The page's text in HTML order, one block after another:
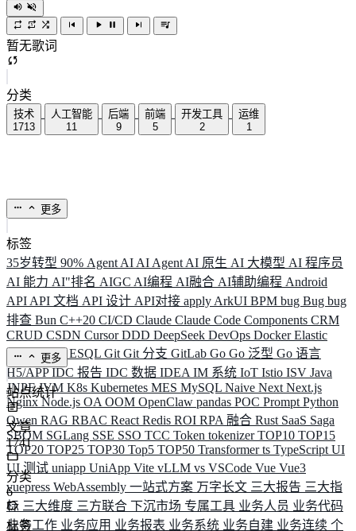
暂无歌词
分类
技术
1713
人工智能
11
后端
9
前端
5
开发工具
2
运维
1
更多
标签
35岁转型 90% Agent AI AI Agent AI 原生 AI 大模型 AI 程序员
AI 能力 AI"排名 AIGC AI编程 AI融合 AI辅助编程 Android
API API 文档 API 设计 API对接 apply ArkUI BPM bug Bug bug
排查 Bun C++20 CI/CD Claude Claude Code Components CRM
CRUD CSDN CursorDDD DeepSeek DevOps DockerElastic
ELK ElysiaESQL Git Git 分支 GitLab Go Go 泛型 Go 语言
H5/APPIDC 报告 IDC 数据 IDEA IM 系统 IoT Istio ISV Java
JNPFJVM K8s Kubernetes MES MySQL Naive Next Next.js
NginxNode.js OA OOM OpenClaw pandas POC Prompt Python
Qwen RAG RBAC React Redis ROI RPA 融合 Rust SaaS Saga
SBOM SGLang SSE SSO TCC Token tokenizerTOP10 TOP15
TOP20 TOP25 TOP30 Top5 TOP50 Transformerts TypeScript UI
UI 测试 uniapp UniApp Vite vLLM vs VSCode Vue Vue3
vuepress WebAssembly 一站式方案 万字长文 三大报告 三大指
标 三大维度 三方联合 下沉市场 专属工具 业务人员 业务代码
业务工作 业务应用 业务报表 业务系统 业务自建 业务连续 个
更多
站点统计
文章
1741
分类
6
标签